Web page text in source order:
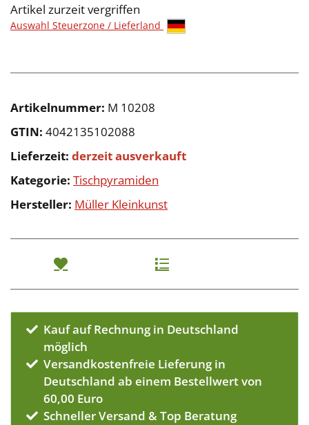
Artikel zurzeit vergriffen
Auswahl Steuerzone / Lieferland
Artikelnummer: M 10208
GTIN: 4042135102088
Lieferzeit: derzeit ausverkauft
Kategorie: Tischpyramiden
Hersteller: Müller Kleinkunst
Kauf auf Rechnung in Deutschland
möglich
Versandkostenfreie Lieferung in
Deutschland ab einem Bestellwert von
60,00 Euro
Schneller Versand & Top Beratung